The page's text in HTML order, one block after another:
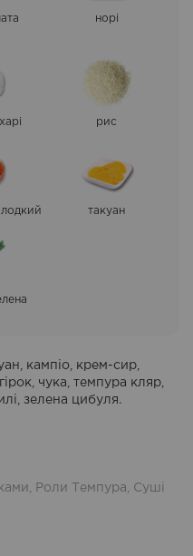
норі
рис
такуан
кампіо, крем-сир,
чука, темпура кляр,
зелена цибуля.
Роли Темпура
Суші